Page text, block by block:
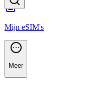
Mijn eSIM's
Meer